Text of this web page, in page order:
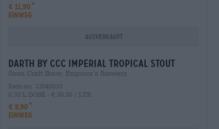
€ 11,90
EINWEG
Ausverkauft
darth by ccc imperial tropical stout
Siren Craft Brew, Emperor´s Brewery
Item-no. 13045010
0,33 L DOSE - € 30,00 / LTR
€ 9,90
EINWEG